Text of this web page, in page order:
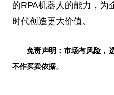
的RPA机器人的能力，为
时代创造更大价值。
免责声明：市场有风险，
不作买卖依据。